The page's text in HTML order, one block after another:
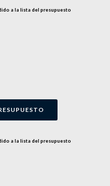
a la lista del presupuesto
a la lista del presupuesto